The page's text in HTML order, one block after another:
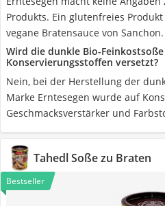
Produkts. Ein glutenfreies
vegane Bratensauce von Sanchon.
Wird die dunkle Bio-
Konservierungsstoffen versetzt?
Nein, bei der Herstellung der
Marke Erntesegen wurde auf
Geschmacksverstärker und
Tahedl Soße zu Braten
Bestseller